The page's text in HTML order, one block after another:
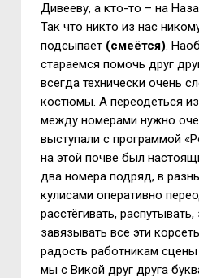
Дивееву, а кто-то – на
Так что никто из нас
подсыпает (смеётся).
стараемся помочь друг
всегда технически очень
костюмы. А переодеться
между номерами нужно
выступали с программой
на этой почве был
два номера подряд, в
кулисами оперативно
расстёгивать, распутывать,
завязывать все эти
радость работникам сцены
мы с Викой друг друга